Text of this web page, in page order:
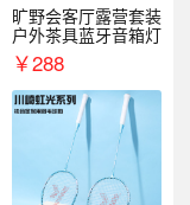
旷野会客厅露营套装
户外茶具蓝牙音箱灯
￥288